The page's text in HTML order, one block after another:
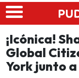
Skip to main content
¡Icónica!
Global
York junto